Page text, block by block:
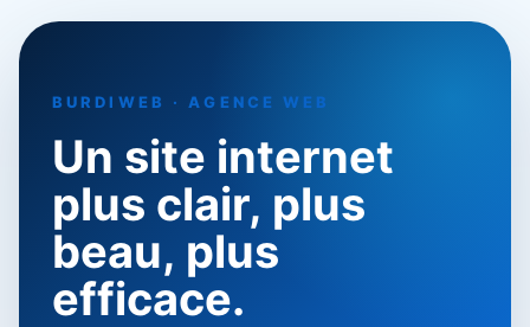
BURDIWEB · AGENCE WEB
Un site internet
plus clair, plus
beau, plus
efficace.